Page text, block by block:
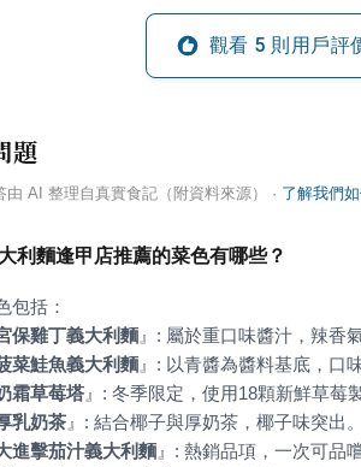
觀看 5 則用戶評
題
由 AI 整理自真實食記（附資料來源） · 了解我們
利麵逢甲店推薦的菜色有哪些？
保雞丁義大利麵 』
菜鮭魚義大利麵 』
霜草莓塔 』
乳奶茶 』
進擊茄汁義大利麵 』